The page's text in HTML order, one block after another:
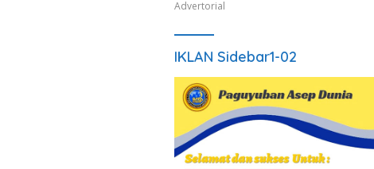
Advertorial
IKLAN Sidebar1-02